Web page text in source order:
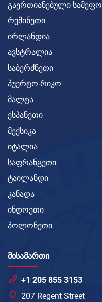
გაერთიანებული სამეფო
რუმინეთი
ირლანდია
ავსტრალია
საბერძნეთი
პუერტო-რიკო
მალტა
ესპანეთი
მექსიკა
იტალია
საფრანგეთი
ტაილანდი
კანადა
ინდოეთი
პოლონეთი
ᲛᲘᲡᲐᲛᲐᲠᲗᲘ
+1 205 855 3153
207 Regent Street